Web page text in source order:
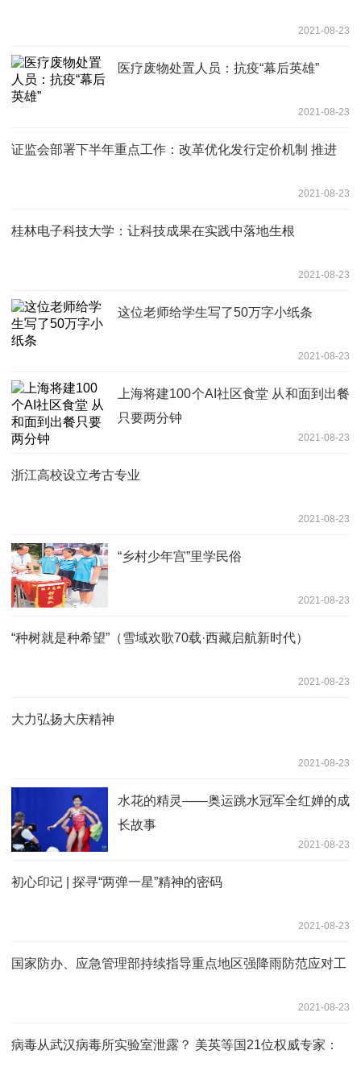
2021-08-23
医疗废物处置人员：抗疫“幕后英雄”
2021-08-23
证监会部署下半年重点工作：改革优化发行定价机制 推进
2021-08-23
桂林电子科技大学：让科技成果在实践中落地生根
2021-08-23
这位老师给学生写了50万字小纸条
2021-08-23
上海将建100个AI社区食堂 从和面到出餐
只要两分钟
2021-08-23
浙江高校设立考古专业
2021-08-23
“乡村少年宫”里学民俗
2021-08-23
“种树就是种希望”（雪域欢歌70载·西藏启航新时代）
2021-08-23
大力弘扬大庆精神
2021-08-23
水花的精灵——奥运跳水冠军全红婵的成
长故事
2021-08-23
初心印记 | 探寻“两弹一星”精神的密码
2021-08-23
国家防办、应急管理部持续指导重点地区强降雨防范应对工
2021-08-23
病毒从武汉病毒所实验室泄露？ 美英等国21位权威专家：